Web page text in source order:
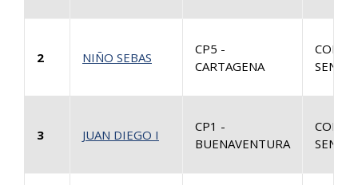
2 NIÑO SEBAS
CP5 -
CARTAGENA
3 JUAN DIEGO I
CP1 -
BUENAVENTURA